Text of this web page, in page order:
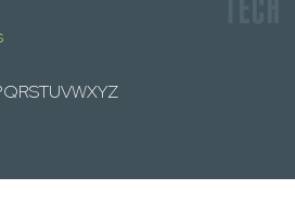
QRSTUVWXYZ